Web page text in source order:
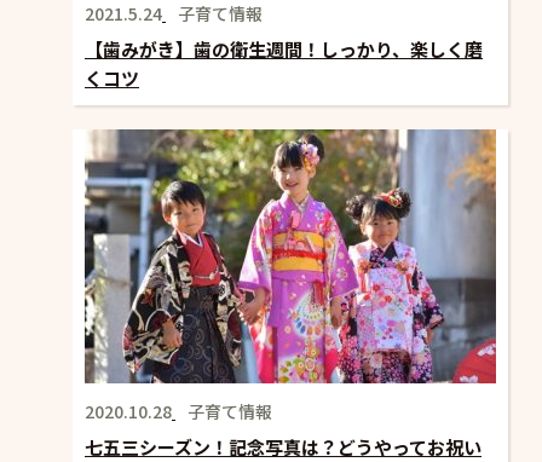
2021.5.24 子育て情報
【歯みがき】歯の衛生週間！しっかり、楽しく磨
くコツ
2020.10.28 子育て情報
七五三シーズン！記念写真は？どうやってお祝い